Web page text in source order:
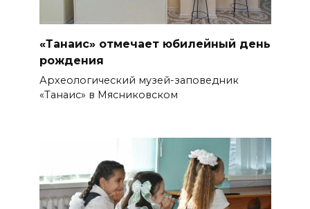
контролю за выборами и
подготовке наблюдателей на
Дону
06 августа 2026 15:12
В Ростовской области до
конца года откроют 49
«Танаис» отмечает юбилейный день
рождения
Археологический музей-заповедник
«Танаис» в Мясниковском